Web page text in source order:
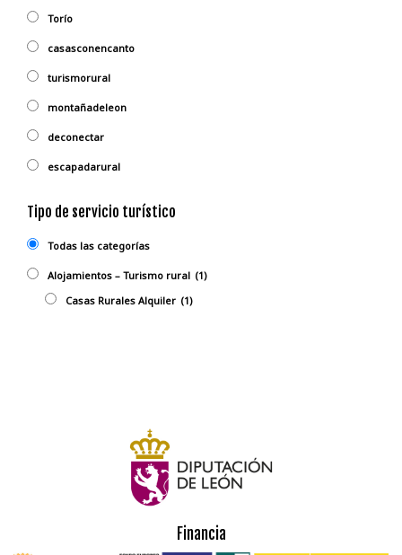
Torío
casasconencanto
turismorural
montañadeleon
deconectar
escapadarural
Tipo de servicio turístico
Todas las categorías
Alojamientos – Turismo rural (1)
Casas Rurales Alquiler (1)
Financia